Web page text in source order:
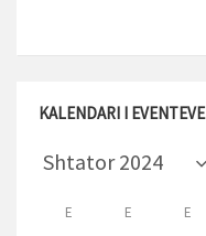
KALENDARI I EVENTEVE
E E E